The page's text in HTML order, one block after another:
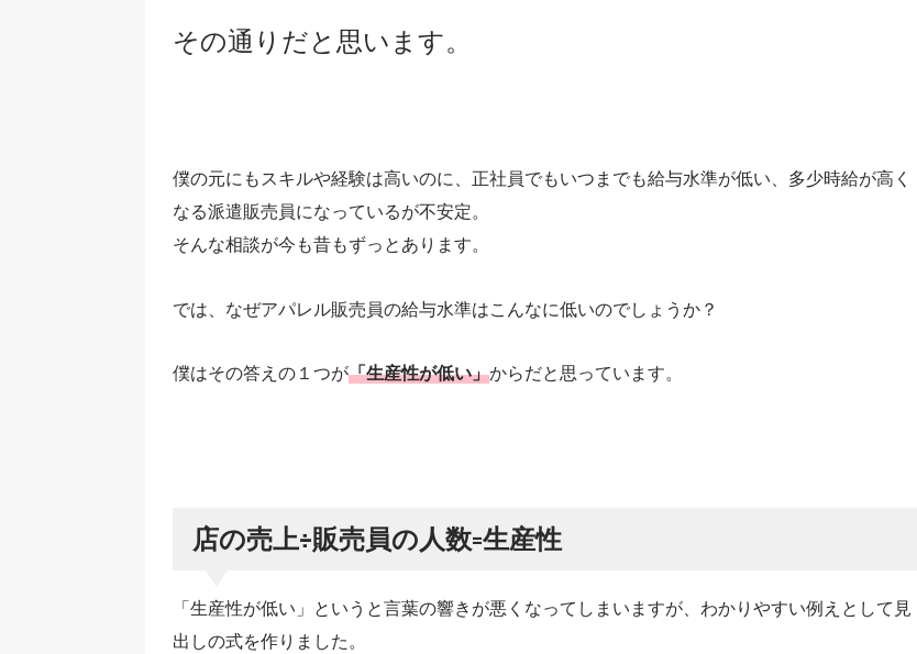
その通りだと思います。
僕の元にもスキルや経験は高いのに、正社員でもいつまでも給与水準が低い、多少時給が高く
なる派遣販売員になっているが不安定。
そんな相談が今も昔もずっとあります。
では、なぜアパレル販売員の給与水準はこんなに低いのでしょうか？
僕はその答えの１つが「生産性が低い」からだと思っています。
店の売上÷販売員の人数=生産性
「生産性が低い」というと言葉の響きが悪くなってしまいますが、わかりやすい例えとして見
出しの式を作りました。